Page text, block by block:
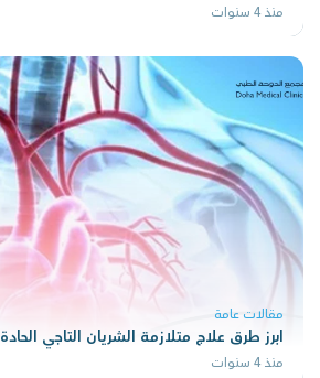
منذ 4 سنوات
مقالات عامة
ابرز طرق علاج متلازمة الشريان التاجي الحادة
منذ 4 سنوات